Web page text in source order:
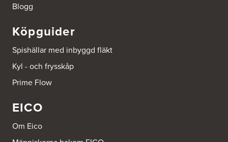
Hönekullavägen 25
Tel.:752418750
Beijer Byggmaterial Bollnäs - Filial 041
Industrigatan 5
Tel.: 752411000
Beijer Byggmaterial Piteå - Filial 002
Batterigatan 2
941 47 Piteå
Tel.: 752411518
Blogg
Köpguider
Spishällar med inbyggd fläkt
Kyl - och frysskåp
Prime Flow
EICO
Om Eico